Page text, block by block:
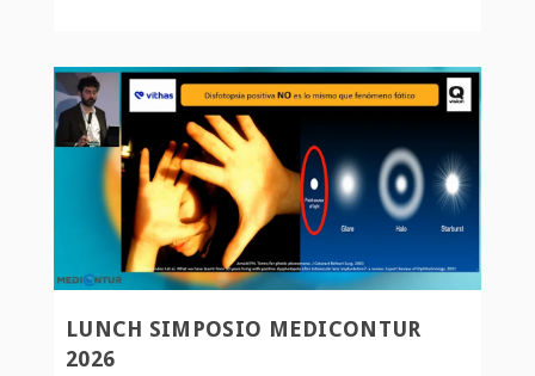
LUNCH SIMPOSIO MEDICONTUR
2026